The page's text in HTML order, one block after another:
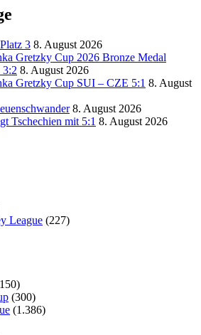
3 8. August 2026
Gretzky Cup 2026 Bronze Medal
8. August 2026
Gretzky Cup SUI – CZE 5:1 8. August
8. August 2026
Tschechien mit 5:1 8. August 2026
League (227)
(300)
(1.386)